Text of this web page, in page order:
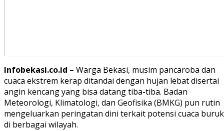
Infobekasi.co.id – Warga Bekasi, musim pancaroba dan
cuaca ekstrem kerap ditandai dengan hujan lebat disertai
angin kencang yang bisa datang tiba-tiba. Badan
Meteorologi, Klimatologi, dan Geofisika (BMKG) pun rutin
mengeluarkan peringatan dini terkait potensi cuaca buruk
di berbagai wilayah.